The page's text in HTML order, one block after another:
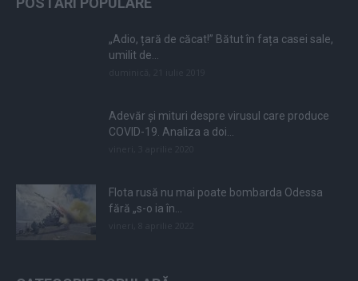
„Adio, țară de căcat!” Bătut în fața casei sale,
umilit de...
Adevăr și mituri despre virusul care produce
COVID-19. Analiza a doi...
Flota rusă nu mai poate bombarda Odessa
fără „s-o ia în...